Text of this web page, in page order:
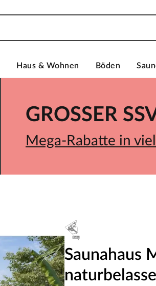
Haus & Wohnen Böden
GROSSER
Mega-Rabatte in
Saunahaus